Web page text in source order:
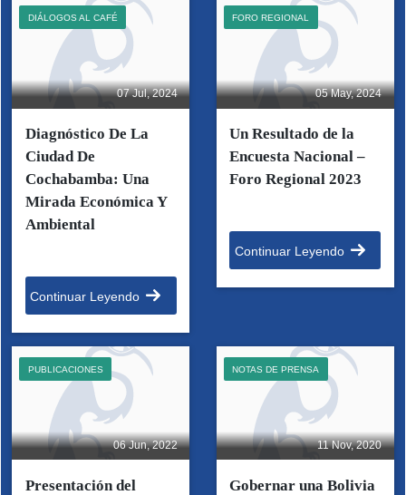
07 Jul, 2024
DIÁLOGOS AL CAFÉ
Diagnóstico De La
Ciudad De
Cochabamba: Una
Mirada Económica Y
Ambiental
Continuar Leyendo
05 May, 2024
FORO REGIONAL
Un Resultado de la
Encuesta Nacional –
Foro Regional 2023
Continuar Leyendo
06 Jun, 2022
PUBLICACIONES
Presentación del
11 Nov, 2020
NOTAS DE PRENSA
Gobernar una Bolivia